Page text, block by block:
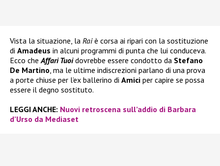
Vista la situazione, la Raiè corsa ai ripari con la sostituzione
di Amadeus in alcuni programmi di punta che lui conduceva.
Ecco cheAffari Tuoidovrebbe essere condotto da Stefano
De Martino, ma le ultime indiscrezioni parlano di una prova
a porte chiuse per l’ex ballerino di Amici per capire se possa
essere il degno sostituto.
LEGGI ANCHE: Nuovi retroscena sull’addio di Barbara
d’Urso da Mediaset